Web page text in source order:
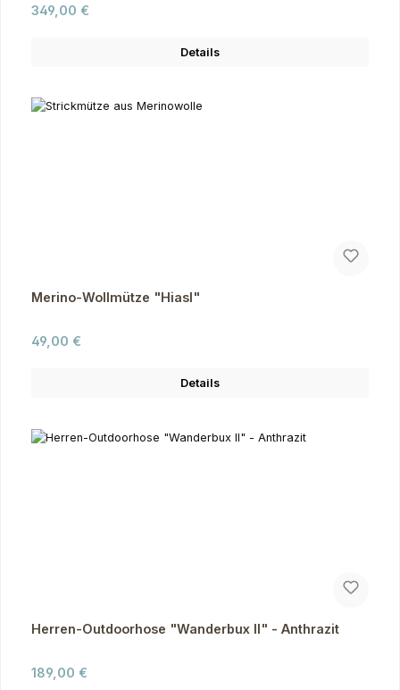
Regulärer Preis:
349,00 €
Details
Merino-Wollmütze "Hiasl"
Regulärer Preis:
49,00 €
Details
Herren-Outdoorhose "Wanderbux II" - Anthrazit
Regulärer Preis:
189,00 €